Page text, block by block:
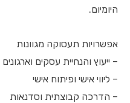
היומיום.
אפשרויות תעסוקה מגוונות
– ייעוץ והנחיית עסקים וארגונים
– ליווי אישי ופיתוח אישי
– הדרכה קבוצתית וסדנאות